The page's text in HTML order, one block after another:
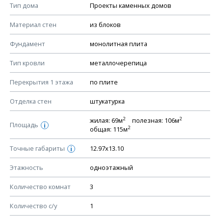
Тип дома Проекты каменных домов
Материал стен из блоков
Фундамент монолитная плита
Тип кровли металлочерепица
Перекрытия 1 этажа по плите
Отделка стен штукатурка
Площадь i
жилая: 69м2 полезная: 106м2
общая: 115м2
Точные габариты i 12.97х13.10
Этажность одноэтажный
Количество комнат 3
Количество с/у 1
Смотрите советы по выбору материала в нашем
КОНСТРУКТИВНЫЕ РЕШЕНИЯ (КР)
Ведомость рабочих чертежей основного комплекта КР
План фундамента
Устройство фундамента, спецификация материалов
Планы перекрытий этажей, спецификация элементов
Устройство перекрытий
Устройство стен
Спецификация материалов стен
Схема расположения лаг чердака (если есть)
Схема расположения элементов стропил
Спецификация элементов стропил
Устройство стропильной системы
Узлы устройства кровли